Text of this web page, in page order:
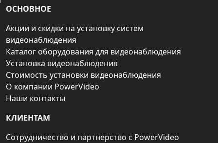
ОСНОВНОЕ
Акции и скидки на установку систем
видеонаблюдения
Каталог оборудования для видеонаблюдения
Установка видеонаблюдения
Стоимость установки видеонаблюдения
О компании PowerVideo
Наши контакты
КЛИЕНТАМ
Сотрудничество и партнерство с PowerVideo